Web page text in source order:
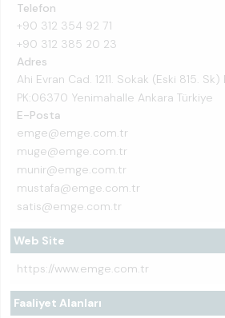
Telefon
+90 312 354 92 71
+90 312 385 20 23
Adres
Ahi Evran Cad. 1211. Sokak (Eski 815.
PK:06370 Yenimahalle Ankara Türkiye
E-Posta
emge@emge.com.tr
muge@emge.com.tr
munir@emge.com.tr
mustafa@emge.com.tr
satis@emge.com.tr
Web Site
https://www.emge.com.tr
Faaliyet Alanları